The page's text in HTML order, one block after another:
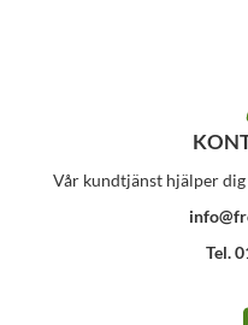
Vår kundtjänst hjälper
Tel.